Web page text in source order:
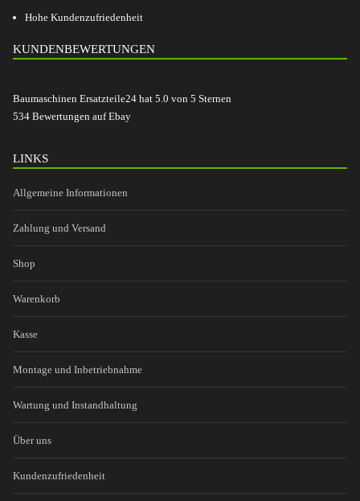
Hohe Kundenzufriedenheit
KUNDENBEWERTUNGEN
Baumaschinen Ersatzteile24 hat 5.0 von 5 Sternen
534 Bewertungen auf Ebay
LINKS
Allgemeine Informationen
Zahlung und Versand
Shop
Warenkorb
Kasse
Montage und Inbetriebnahme
Wartung und Instandhaltung
Über uns
Kundenzufriedenheit